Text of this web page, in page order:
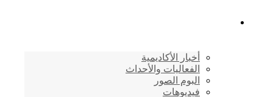
المركز الإعلامي
أخبار الأكاديمية
الفعاليات والأحداث
البوم الصور
فيديوهات